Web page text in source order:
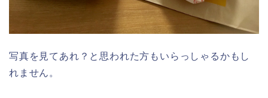
写真を見てあれ？と思われた方もいらっしゃるかもし
れません。